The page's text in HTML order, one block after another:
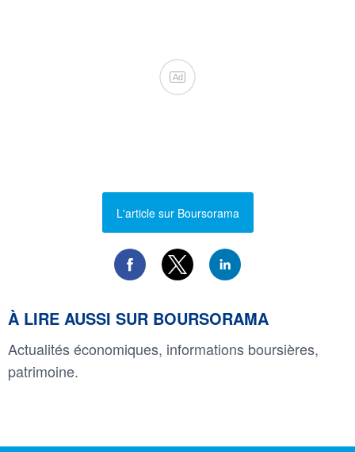
Ad
L'article sur Boursorama
À LIRE AUSSI SUR BOURSORAMA
Actualités économiques, informations boursières,
patrimoine.